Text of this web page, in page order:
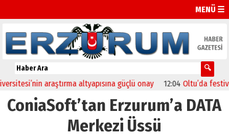
MENÜ ☰
araştırma altyapısına güçlü onay 12:04 Oltu’da festival
ConiaSoft’tan Erzurum’a DATA
Merkezi Üssü